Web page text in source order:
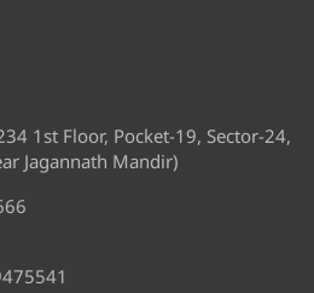
1st Floor, Pocket-19, Sector-24,
Jagannath Mandir)